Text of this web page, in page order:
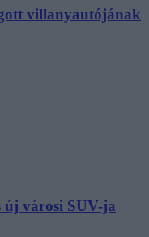
villanyautójának
új városi SUV-ja